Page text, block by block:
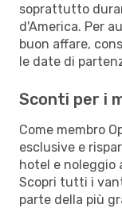
soprattutto
d'America. Per
buon affare,
le date di
Sconti per i
Come membro
esclusive e
hotel e noleggio
Scopri tutti i
parte della più